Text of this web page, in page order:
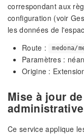
correspondant aux
configuration (voir
les données de
Route :
medona/
Paramètres :
Origine :
Mise à jour
administrative
Ce service applique